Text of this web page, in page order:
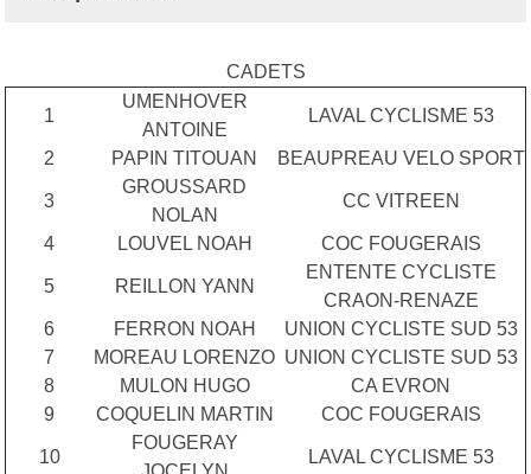
CADETS
1
UMENHOVER
ANTOINE
LAVAL CYCLISME 53
2 PAPIN TITOUAN BEAUPREAU VELO SPORT
3
GROUSSARD
NOLAN
CC VITREEN
4 LOUVEL NOAH COC FOUGERAIS
5 REILLON YANN
ENTENTE CYCLISTE
CRAON-RENAZE
6
FERRON NOAH
UNION CYCLISTE SUD 53
7
MOREAU LORENZO UNION CYCLISTE SUD 53
8
MULON HUGO
CA EVRON
9
COQUELIN MARTIN COC FOUGERAIS
10
FOUGERAY
LAVAL CYCLISME 53